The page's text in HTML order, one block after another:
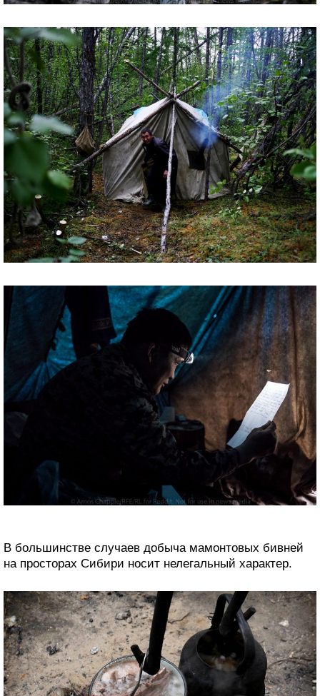
В большинстве случаев добыча мамонтовых бивней
на просторах Сибири носит нелегальный характер.